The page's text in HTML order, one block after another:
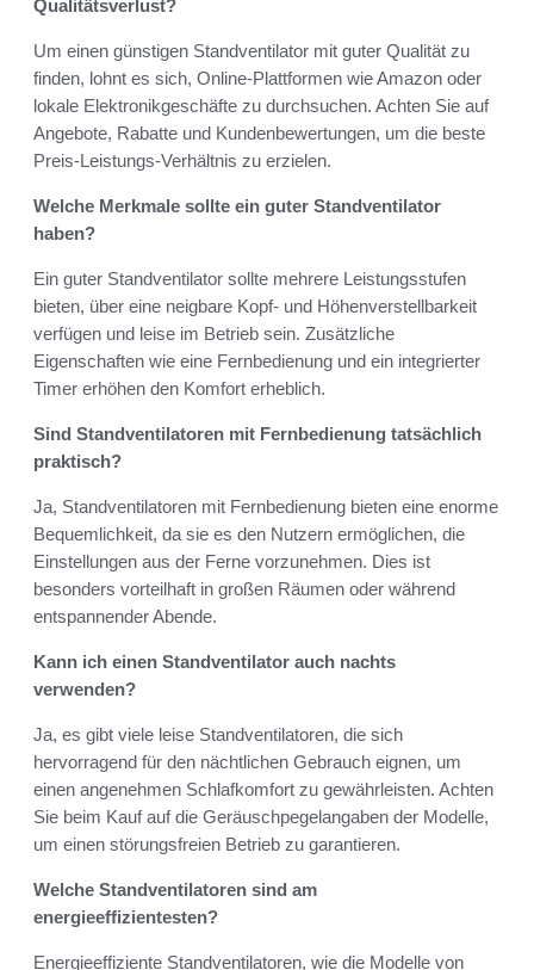
Qualitätsverlust?
Um einen günstigen Standventilator mit guter Qualität zu
finden, lohnt es sich, Online-Plattformen wie Amazon oder
lokale Elektronikgeschäfte zu durchsuchen. Achten Sie auf
Angebote, Rabatte und Kundenbewertungen, um die beste
Preis-Leistungs-Verhältnis zu erzielen.
Welche Merkmale sollte ein guter Standventilator
haben?
Ein guter Standventilator sollte mehrere Leistungsstufen
bieten, über eine neigbare Kopf- und Höhenverstellbarkeit
verfügen und leise im Betrieb sein. Zusätzliche
Eigenschaften wie eine Fernbedienung und ein integrierter
Timer erhöhen den Komfort erheblich.
Sind Standventilatoren mit Fernbedienung tatsächlich
praktisch?
Ja, Standventilatoren mit Fernbedienung bieten eine enorme
Bequemlichkeit, da sie es den Nutzern ermöglichen, die
Einstellungen aus der Ferne vorzunehmen. Dies ist
besonders vorteilhaft in großen Räumen oder während
entspannender Abende.
Kann ich einen Standventilator auch nachts
verwenden?
Ja, es gibt viele leise Standventilatoren, die sich
hervorragend für den nächtlichen Gebrauch eignen, um
einen angenehmen Schlafkomfort zu gewährleisten. Achten
Sie beim Kauf auf die Geräuschpegelangaben der Modelle,
um einen störungsfreien Betrieb zu garantieren.
Welche Standventilatoren sind am
energieeffizientesten?
Energieeffiziente Standventilatoren, wie die Modelle von